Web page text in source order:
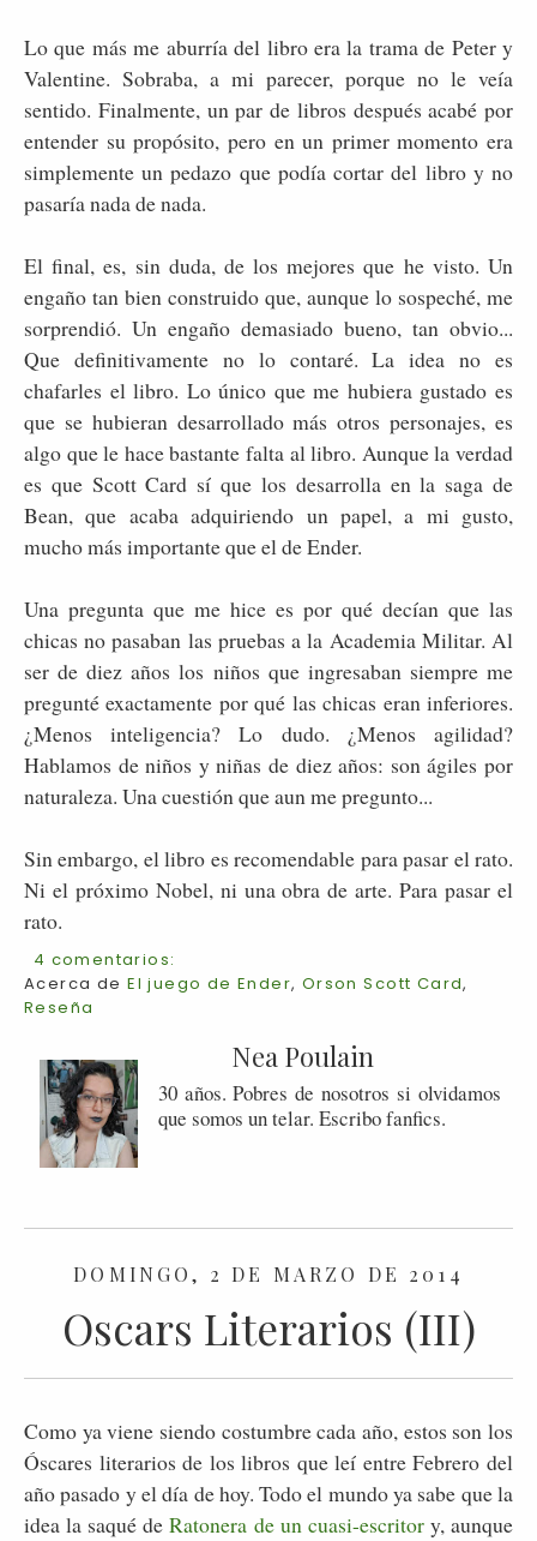
Lo que más me aburría del libro era la trama de Peter y
Valentine. Sobraba, a mi parecer, porque no le veía
sentido. Finalmente, un par de libros después acabé por
entender su propósito, pero en un primer momento era
simplemente un pedazo que podía cortar del libro y no
pasaría nada de nada.
El final, es, sin duda, de los mejores que he visto. Un
engaño tan bien construido que, aunque lo sospeché, me
sorprendió. Un engaño demasiado bueno, tan obvio...
Que definitivamente no lo contaré. La idea no es
chafarles el libro. Lo único que me hubiera gustado es
que se hubieran desarrollado más otros personajes, es
algo que le hace bastante falta al libro. Aunque la verdad
es que Scott Card sí que los desarrolla en la saga de
Bean, que acaba adquiriendo un papel, a mi gusto,
mucho más importante que el de Ender.
Una pregunta que me hice es por qué decían que las
chicas no pasaban las pruebas a la Academia Militar. Al
ser de diez años los niños que ingresaban siempre me
pregunté exactamente por qué las chicas eran inferiores.
¿Menos inteligencia? Lo dudo. ¿Menos agilidad?
Hablamos de niños y niñas de diez años: son ágiles por
naturaleza. Una cuestión que aun me pregunto...
Sin embargo, el libro es recomendable para pasar el rato.
Ni el próximo Nobel, ni una obra de arte. Para pasar el
rato.
4 comentarios:
Acerca deEl juego de Ender, Orson Scott Card,
Reseña
Nea Poulain
30 años. Pobres de nosotros si olvidamos
que somos un telar. Escribo fanfics.
DOMINGO, 2 DE MARZO DE 2014
Oscars Literarios (III)
Como ya viene siendo costumbre cada año, estos son los
Óscares literarios de los libros que leí entre Febrero del
año pasado y el día de hoy. Todo el mundo ya sabe que la
idea la saqué deRatonera de un cuasi-escritory, aunque